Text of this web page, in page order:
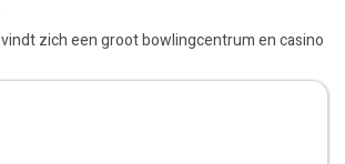
zich een groot bowlingcentrum en casino